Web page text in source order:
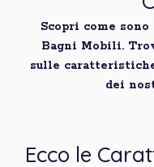
Scopri come
Bagni Mobili.
sulle
dei
Ecco le